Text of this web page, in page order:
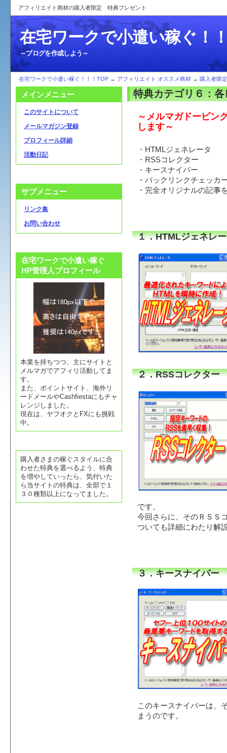
アフィリエイト商材の購入者限定 特典プレゼント
在宅ワークで小遣い稼ぐ！！！TOP → アフィリエイト オススメ商材 → 購入者限
特典カテゴリ６：
～メルマガドーピン
します～
・HTMLジェネレータ
・RSSコレクター
・キースナイパー
・バックリンクチェッカ
・完全オリジナルの記事
１．HTMLジェネレ
２．RSSコレクター
です。
今回さらに、そのＲＳＳ
ついても詳細にわたり解
３．キースナイパー
このキースナイパーは、
まうのです。
メインメニュー
このサイトについて
メールマガジン登録
プロフィール詳細
活動日記
サブメニュー
リンク集
お問い合わせ
在宅ワークで小遣い稼ぐ
HP管理人プロフィール
本業を持ちつつ、主にサイトと
メルマガでアフィリ活動してま
す。
また、ポイントサイト、海外リ
ードメールやCashfiestaにもチャ
レンジしました。
現在は、ヤフオクとFXにも挑戦
中。
購入者さまの稼ぐスタイルに合
わせた特典を選べるよう、特典
を増やしていったら、気付いた
ら当サイトの特典は、全部で１
３０種類以上になってました。
在宅ワークで小遣い稼ぐ！
～ブログを作成しよう～